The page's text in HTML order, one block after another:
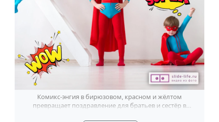
Комикс-энгия в бирюзовом, красном и жёлтом
превращает поздравление для братьев и сестёр в